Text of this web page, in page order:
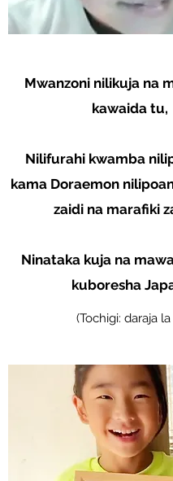
Mwanzoni nilikuja na
kawaida tu,
Nilifurahi kwamba
kama Doraemon
zaidi na marafiki
Ninataka kuja na
kuboresha
(Tochigi: daraja la